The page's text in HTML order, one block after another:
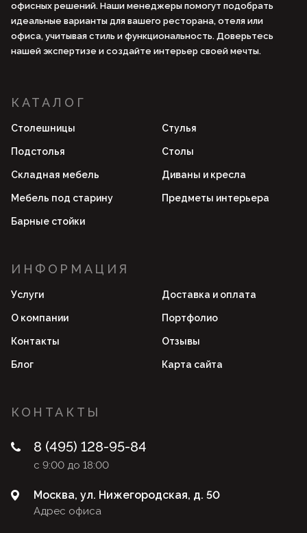
офисных решений. Наши менеджеры помогут подобрать
идеальные варианты для вашего ресторана, отеля или
офиса, учитывая стиль и функциональность. Доверьтесь
нашей экспертизе и создайте интерьер своей мечты.
КАТАЛОГ
Столешницы Стулья
Подстолья Столы
Складная мебель Диваны и кресла
Мебель под старину Предметы интерьера
Барные стойки
ИНФОРМАЦИЯ
Услуги Доставка и оплата
О компании Портфолио
Контакты Отзывы
Блог Карта сайта
КОНТАКТЫ
8 (495) 128-95-84
с 9:00 до 18:00
Адрес офиса
Москва, ул. Нижегородская, д. 50